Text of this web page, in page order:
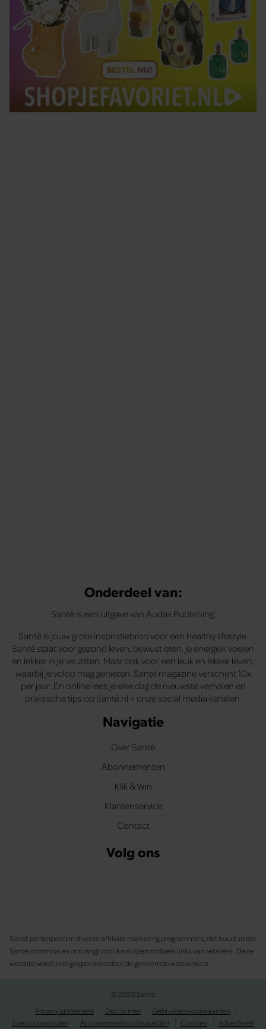
Onderdeel van:
Santé is een uitgave van Audax Publishing.
Santé is jouw grote inspiratiebron voor een healthy lifestyle.
Santé staat voor gezond leven, bewust eten, je energiek voelen
en lekker in je vel zitten. Maar ook voor een leuk en lekker leven,
waarbij je volop mag genieten. Santé magazine verschijnt 10x
per jaar. En online lees je elke dag de nieuwste verhalen en
praktische tips op Santé.nl + onze social media kanalen.
Navigatie
Over Santé
Abonnementen
Klik & Win
Klantenservice
Contact
Volg ons
Santé participeert in diverse affiliate marketing programma’s, dat houdt in dat
Santé commissies ontvangt voor aankopen middels links van retailers. Deze
website wordt niet gesponsord door de genoemde webwinkels.
© 2026 Santé
Privacy statement
Disclaimer
Gebruikersvoorwaarden
Spelvoorwaarden
Abonnementsvoorwaarden Cookies Adverteren